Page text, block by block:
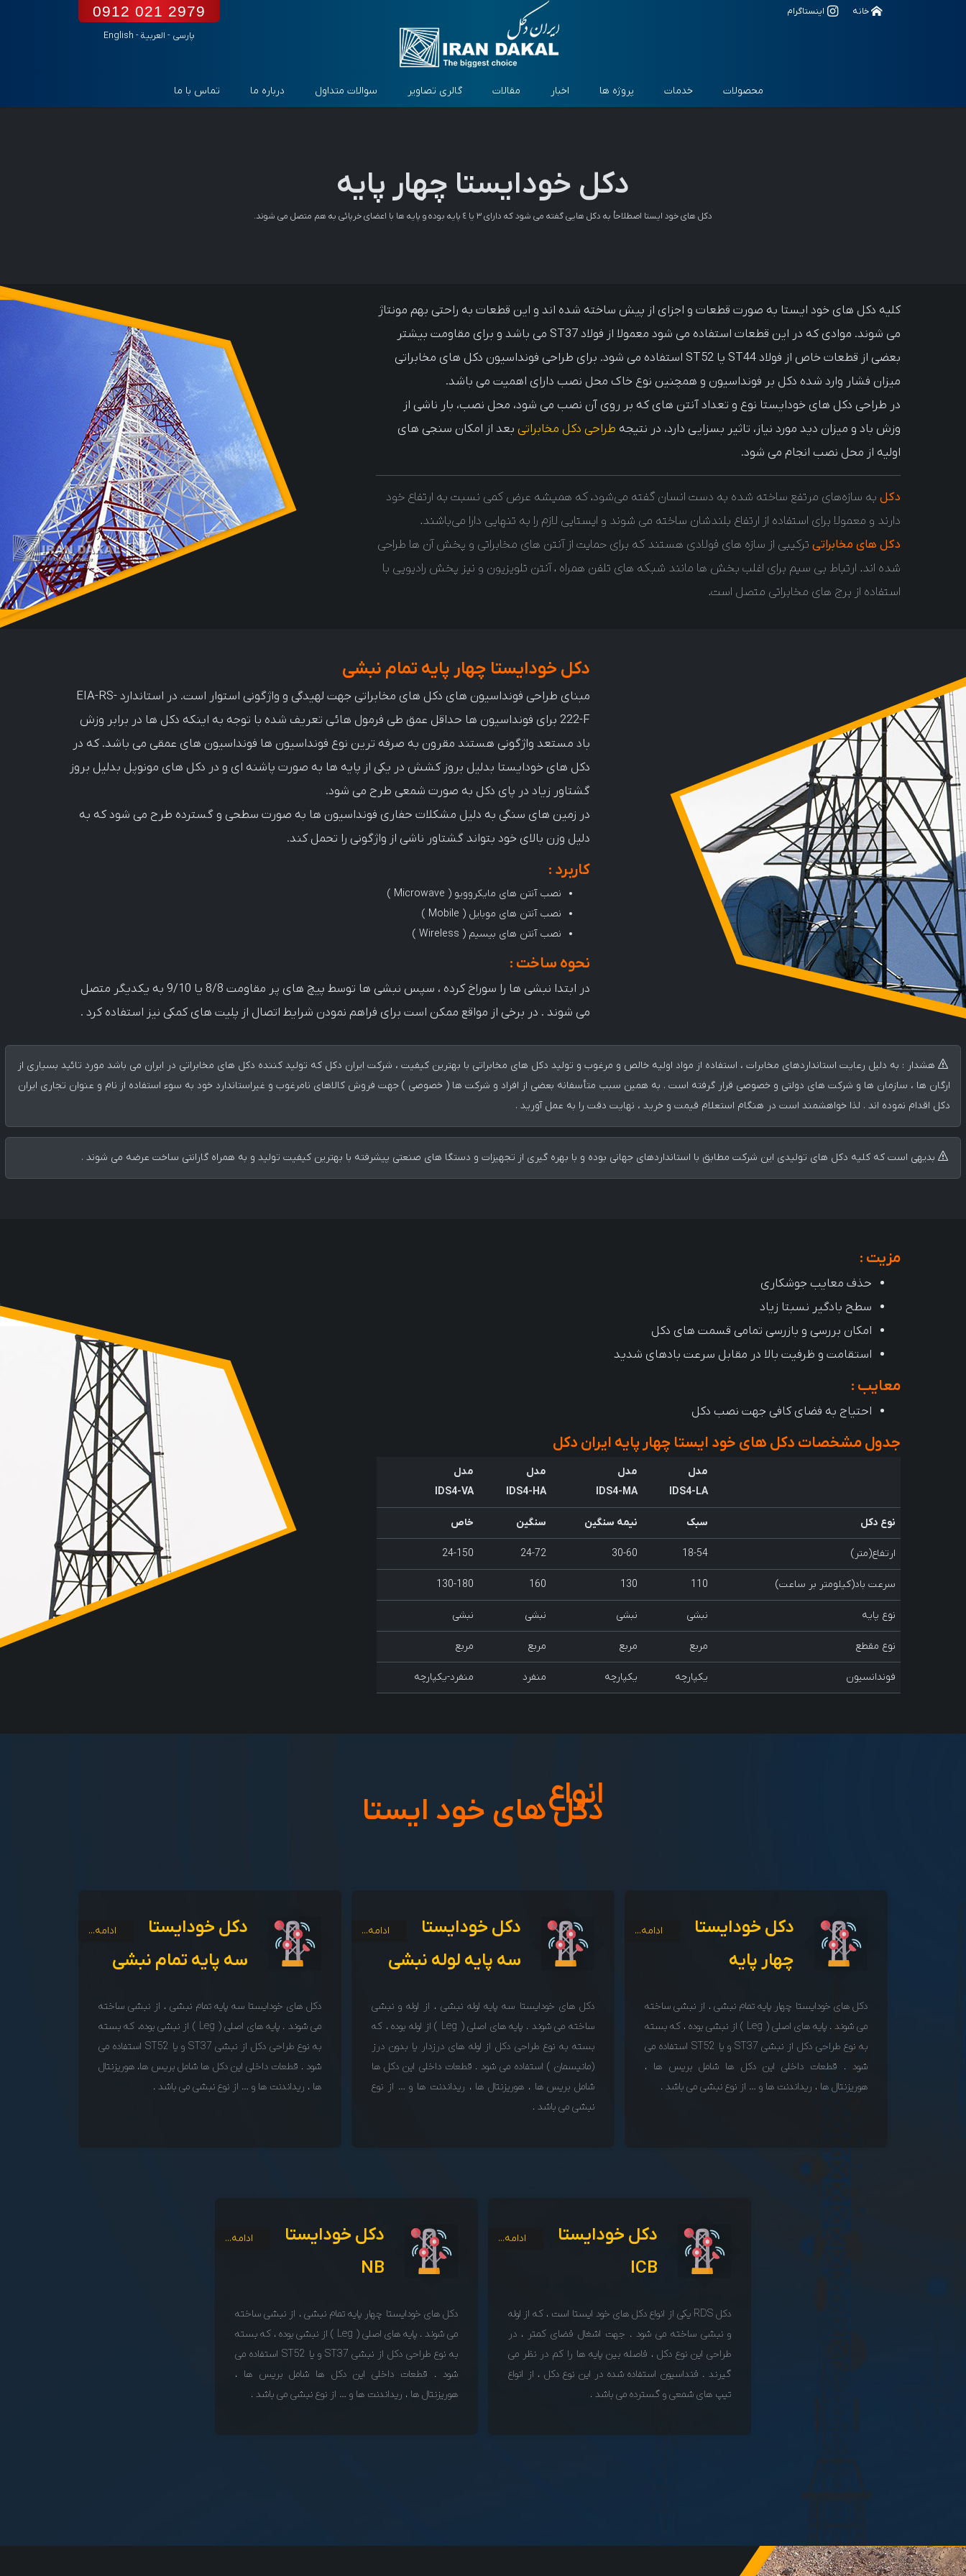
خانه اینستاگرام 0912 021 2979
پارسی - العربیة-
English
محصولات خدمات پروژه ها اخبار مقالات گالری تصاویر سوالات متداول درباره ما تماس با ما
دکل خودایستا چهار پایه
دکل های خود ایستا اصطلاحاْ به دکل هایی گفته می شود که دارای ٣ یا ٤ پایه بوده و پایه ها با اعضای خرپائی به هم متصل می شوند.
کلیه دکل های خود ایستا به صورت قطعات و اجزای از پیش ساخته شده اند و این قطعات به راحتی بهم مونتاژ
می شوند. موادی که در این قطعات استفاده می شود معمولا از فولاد ST37 می باشد و برای مقاومت بیشتر
بعضی از قطعات خاص از فولاد ST44 یا ST52 استفاده می شود. برای طراحی فونداسیون دکل های مخابراتی
میزان فشار وارد شده دکل بر فونداسیون و همچنین نوع خاک محل نصب دارای اهمیت می باشد.
در طراحی دکل های خودایستا نوع و تعداد آنتن های که بر روی آن نصب می شود، محل نصب، بار ناشی از
وزش باد و میزان دید مورد نیاز، تاثیر بسزایی دارد، در نتیجه طراحی دکل مخابراتی بعد از امکان سنجی های
اولیه از محل نصب انجام می شود.
دکل به سازه‌های مرتفع ساخته شده به دست انسان گفته می‌شود، که همیشه عرض کمی نسبت به ارتفاع خود
دارند و معمولا برای استفاده از ارتفاع بلندشان ساخته می شوند و ایستایی لازم را به تنهایی دارا می‌باشند.
دکل های مخابراتی ترکیبی از سازه های فولادی هستند که برای حمایت از آنتن های مخابراتی و پخش آن ها طراحی
شده اند. ارتباط بی‌ سیم برای اغلب بخش‌ ها مانند شبکه‌ های تلفن همراه ، آنتن تلویزیون و نیز پخش رادیویی با
استفاده از برج‌ های مخابراتی متصل است.
دکل خودایستا چهار پایه تمام نبشی
مبنای طراحی فونداسیون های دکل های مخابراتی جهت لهیدگی و واژگونی استوار است. در استاندارد EIA-RS-
222-F برای فونداسیون ها حداقل عمق طی فرمول هائی تعریف شده با توجه به اینکه دکل ها در برابر وزش
باد مستعد واژگونی هستند مقرون به صرفه ترین نوع فونداسیون ها فونداسیون های عمقی می باشد. که در
دکل های خودایستا بدلیل بروز کشش در یکی از پایه ها به صورت پاشنه ای و در دکل های مونوپل بدلیل بروز
گشتاور زیاد در پای دکل به صورت شمعی طرح می شود.
در زمین های سنگی به دلیل مشکلات حفاری فونداسیون ها به صورت سطحی و گسترده طرح می شود که به
دلیل وزن بالای خود بتواند گشتاور ناشی از واژگونی را تحمل کند.
کاربرد :
نصب آنتن های مایکروویو ( Microwave )
نصب آنتن های موبایل ( Mobile )
نصب آنتن های بیسیم ( Wireless )
نحوه ساخت :
در ابتدا نبشی ها را سوراخ کرده ، سپس نبشی ها توسط پیچ های پر مقاومت 8/8 یا 9/10 به یکدیگر متصل
می شوند . در برخی از مواقع ممکن است برای فراهم نمودن شرایط اتصال از پلیت های کمکی نیز استفاده کرد .
هشدار : به دلیل رعایت استانداردهای مخابرات ، استفاده از مواد اولیه خالص و مرغوب و تولید دکل های مخابراتی با بهترین کیفیت ، شرکت ایران دکل که تولید کننده دکل های مخابراتی در ایران می باشد مورد تائید بسیاری از
ارگان ها ، سازمان ها و شرکت های دولتی و خصوصی قرار گرفته است . به همین سبب متأسفانه بعضی از افراد و شرکت ها ( خصوصی ) جهت فروش کالاهای نامرغوب و غیراستاندارد خود به سوء استفاده از نام و عنوان تجاری ایران
دکل اقدام نموده اند . لذا خواهشمند است در هنگام استعلام قیمت و خرید ، نهایت دقت را به عمل آورید .
بدیهی است که کلیه دکل های تولیدی این شرکت مطابق با استانداردهای جهانی بوده و با بهره گیری از تجهیزات و دستگا های صنعتی پیشرفته با بهترین کیفیت تولید و به همراه گارانتی ساخت عرضه می شوند .
مزیت :
حذف معایب جوشکاری
سطح بادگیر نسبتا زیاد
امکان بررسی و بازرسی تمامی قسمت های دکل
استقامت و ظرفیت بالا در مقابل سرعت بادهای شدید
معایب :
احتیاج به فضای کافی جهت نصب دکل
جدول مشخصات دکل های خود ایستا چهار پایه ایران دکل
مدل
IDS4-LA
مدل
IDS4-MA
مدل
IDS4-HA
مدل
IDS4-VA
نوع دکل سبک نیمه سنگین سنگین خاص
ارتفاع(متر) 18-54
30-60
24-72
24-150
سرعت باد(کیلومتر بر ساعت) 110
130
160
130-180
نوع پایه نبشی نبشی نبشی نبشی
نوع مقطع مربع مربع مربع مربع
فوندانسیون یکپارچه یکپارچه منفرد منفرد-یکپارچه
انواع
دکل های خود ایستا
ادامه...
دکل خودایستا
چهار پایه
دکل های خودایستا چهار پایه تمام نبشی ، از نبشی ساخته
می شوند . پایه های اصلی ( Leg ) از نبشی بوده ، که بسته
به نوع طراحی دکل از نبشی ST37 و یا ST52 استفاده می
شود . قطعات داخلی این دکل ها شامل بریس ها ،
هوریزنتال ها ، ریداندنت ها و … از نوع نبشی می باشد .
ادامه...
دکل خودایستا
سه پایه لوله نبشی
دکل های خودایستا سه پایه لوله نبشی ، از لوله و نبشی
ساخته می شوند . پایه های اصلی ( Leg ) از لوله بوده ، که
بسته به نوع طراحی دکل از لوله های درزدار یا بدون درز
(مانیسمان ) استفاده می شود . قطعات داخلی این دکل ها
شامل بریس ها ، هوریزنتال ها ، ریداندنت ها و … از نوع
نبشی می باشد .
ادامه...
دکل خودایستا
سه پایه تمام نبشی
دکل های خودایستا سه پایه تمام نبشی ، از نبشی ساخته
می شوند . پایه های اصلی ( Leg ) از نبشی بوده، که بسته
به نوع طراحی دکل از نبشی ST37 و یا ST52 استفاده می
شود . قطعات داخلی این دکل ها شامل بریس ها، هوریزنتال
ها ، ریداندنت ها و … از نوع نبشی می باشد .
ادامه...
دکل خودایستا
ICB
دکل RDS یکی از انواع دکل های خود ایستا است ، که از لوله
و نبشی ساخته می شود . جهت اشغال فضای کمتر ، در
طراحی این نوع دکل ، فاصله بین پایه ها را کم در نظر می
گیرند . فنداسیون استفاده شده در این نوع دکل ، از انواع
تیپ های شمعی و گسترده می باشد .
ادامه...
دکل خودایستا
NB
دکل های خودایستا چهار پایه تمام نبشی ، از نبشی ساخته
می شوند . پایه های اصلی ( Leg ) از نبشی بوده ، که بسته
به نوع طراحی دکل از نبشی ST37 و یا ST52 استفاده می
شود . قطعات داخلی این دکل ها شامل بریس ها ،
هوریزنتال ها ، ریداندنت ها و … از نوع نبشی می باشد .